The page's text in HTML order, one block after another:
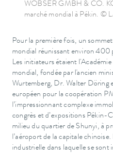
WOBSER GMBH & CO.
marché mondial à Pékin. ©
Pour la première fois, un
mondial réunissant environ 400
Les initiateurs étaient
mondial, fondée par l'ancien
Wurtemberg, Dr. Walter Döring
européen pour la coopération
l’impressionnant complexe
congrès et d’expositions Pékin-
milieu du quartier de Shunyi, à
l’aéroport de la capitale
industrielle dans laquelle se sont